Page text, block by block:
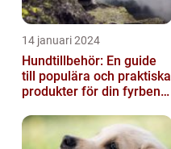
14 januari 2024
Hundtillbehör: En guide
till populära och praktiska
produkter för din fyrbenta